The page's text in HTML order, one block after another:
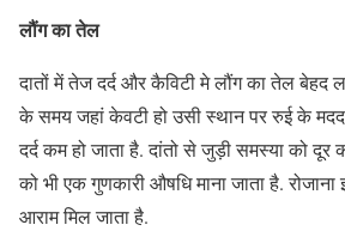
लौंग का तेल
दातों में तेज दर्द और कैविटी मे लौंग का तेल बेहद
के समय जहां केवटी हो उसी स्थान पर रुई के
दर्द कम हो जाता है. दांतो से जुड़ी समस्या को
को भी एक गुणकारी औषधि माना जाता है.
आराम मिल जाता है.